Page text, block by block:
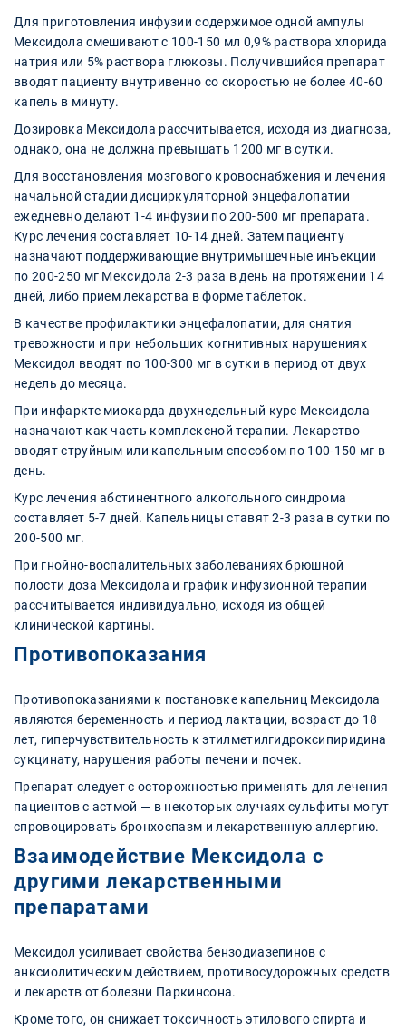
Для приготовления инфузии содержимое одной ампулы
Мексидола смешивают с 100-150 мл 0,9% раствора хлорида
натрия или 5% раствора глюкозы. Получившийся препарат
вводят пациенту внутривенно со скоростью не более 40-60
капель в минуту.
Дозировка Мексидола рассчитывается, исходя из диагноза,
однако, она не должна превышать 1200 мг в сутки.
Для восстановления мозгового кровоснабжения и лечения
начальной стадии дисциркуляторной энцефалопатии
ежедневно делают 1-4 инфузии по 200-500 мг препарата.
Курс лечения составляет 10-14 дней. Затем пациенту
назначают поддерживающие внутримышечные инъекции
по 200-250 мг Мексидола 2-3 раза в день на протяжении 14
дней, либо прием лекарства в форме таблеток.
В качестве профилактики энцефалопатии, для снятия
тревожности и при небольших когнитивных нарушениях
Мексидол вводят по 100-300 мг в сутки в период от двух
недель до месяца.
При инфаркте миокарда двухнедельный курс Мексидола
назначают как часть комплексной терапии. Лекарство
вводят струйным или капельным способом по 100-150 мг в
день.
Курс лечения абстинентного алкогольного синдрома
составляет 5-7 дней. Капельницы ставят 2-3 раза в сутки по
200-500 мг.
При гнойно-воспалительных заболеваниях брюшной
полости доза Мексидола и график инфузионной терапии
рассчитывается индивидуально, исходя из общей
клинической картины.
Противопоказания
Противопоказаниями к постановке капельниц Мексидола
являются беременность и период лактации, возраст до 18
лет, гиперчувствительность к этилметилгидроксипиридина
сукцинату, нарушения работы печени и почек.
Препарат следует с осторожностью применять для лечения
пациентов с астмой — в некоторых случаях сульфиты могут
спровоцировать бронхоспазм и лекарственную аллергию.
Взаимодействие Мексидола с
другими лекарственными
препаратами
Мексидол усиливает свойства бензодиазепинов с
анксиолитическим действием, противосудорожных средств
и лекарств от болезни Паркинсона.
Кроме того, он снижает токсичность этилового спирта и